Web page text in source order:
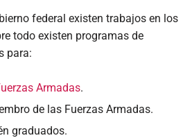
federal existen trabajos en los
todo existen programas de
para:
Armadas.
de las Fuerzas Armadas.
graduados.